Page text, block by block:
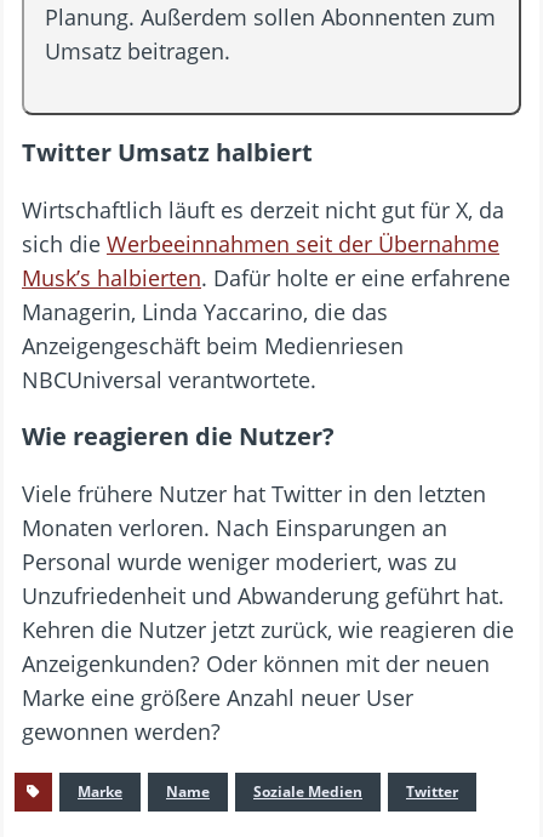
Planung. Außerdem sollen Abonnenten zum
Umsatz beitragen.
Twitter Umsatz halbiert
Wirtschaftlich läuft es derzeit nicht gut für X, da
sich die Werbeeinnahmen seit der Übernahme
Musk’s halbierten. Dafür holte er eine erfahrene
Managerin, Linda Yaccarino, die das
Anzeigengeschäft beim Medienriesen
NBCUniversal verantwortete.
Wie reagieren die Nutzer?
Viele frühere Nutzer hat Twitter in den letzten
Monaten verloren. Nach Einsparungen an
Personal wurde weniger moderiert, was zu
Unzufriedenheit und Abwanderung geführt hat.
Kehren die Nutzer jetzt zurück, wie reagieren die
Anzeigenkunden? Oder können mit der neuen
Marke eine größere Anzahl neuer User
gewonnen werden?
Marke Name Soziale Medien Twitter